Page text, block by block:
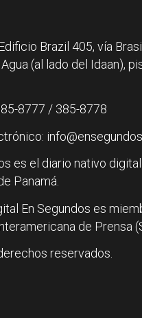
Brazil 405, vía
(al lado del Idaan),
8777 / 385-8778
es el diario nativo
Panamá.
En Segundos es
de Prensa
reservados.